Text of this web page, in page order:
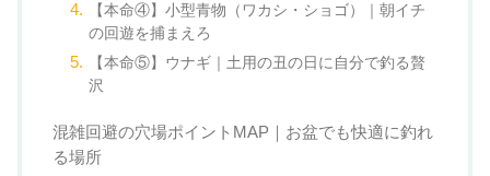
【本命④】小型青物（ワカシ・ショゴ）｜朝イチ
の回遊を捕まえろ
【本命⑤】ウナギ｜土用の丑の日に自分で釣る贅
沢
混雑回避の穴場ポイントMAP｜お盆でも快適に釣れ
る場所